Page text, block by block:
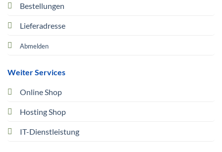
Bestellungen
Lieferadresse
Abmelden
Weiter Services
Online Shop
Hosting Shop
IT-Dienstleistung